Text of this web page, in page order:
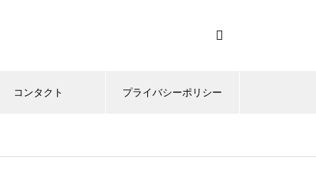
コンタクト プライバシーポリシー